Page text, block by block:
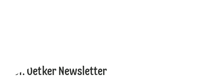
Dr. Oetker Newsletter